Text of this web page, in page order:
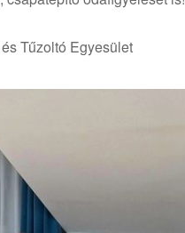
Tűzoltó Egyesület